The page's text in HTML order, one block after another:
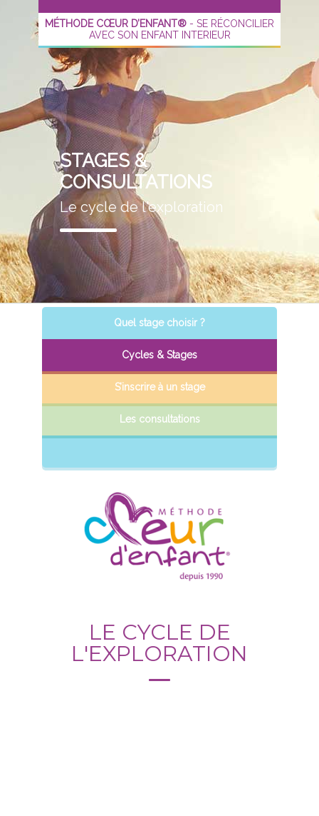
MÉTHODE CŒUR D’ENFANT® - SE RÉCONCILIER
AVEC SON ENFANT INTERIEUR
STAGES &
CONSULTATIONS
Le cycle de l'exploration
Quel stage choisir ?
Cycles & Stages
S’inscrire à un stage
Les consultations
LE CYCLE DE
L'EXPLORATION